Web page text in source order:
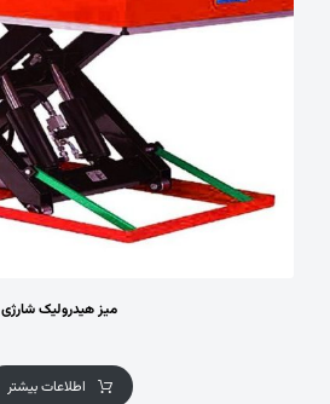
میز هیدرولیک شارژی
اطلاعات بیشتر